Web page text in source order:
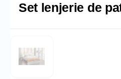
Set lenjerie de